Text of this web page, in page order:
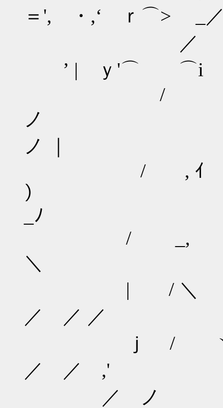
＝', ・,‘ ｒ⌒> _／
／ -―
’ | ｙ'⌒ ⌒i
/
ノ
ノ ｜
/ , ｲ
） ,
_ﾉ
/ _,
＼
| /
／ ／ ／
ｊ
／ ／ ,'
／